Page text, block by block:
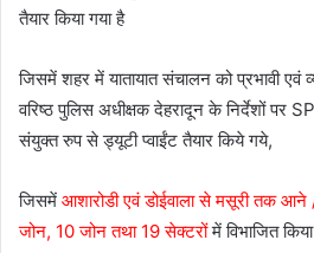
तैयार किया गया है
जिसमें शहर में यातायात संचालन को प्रभावी एवं
वरिष्ठ पुलिस अधीक्षक देहरादून के निर्देशों पर
संयुक्त रुप से ड्यूटी प्वाईंट तैयार किये गये,
जिसमें आशारोडी एवं डोईवाला से मसूरी तक आने
जोन, 10 जोन तथा 19 सेक्टरोंमें विभाजित